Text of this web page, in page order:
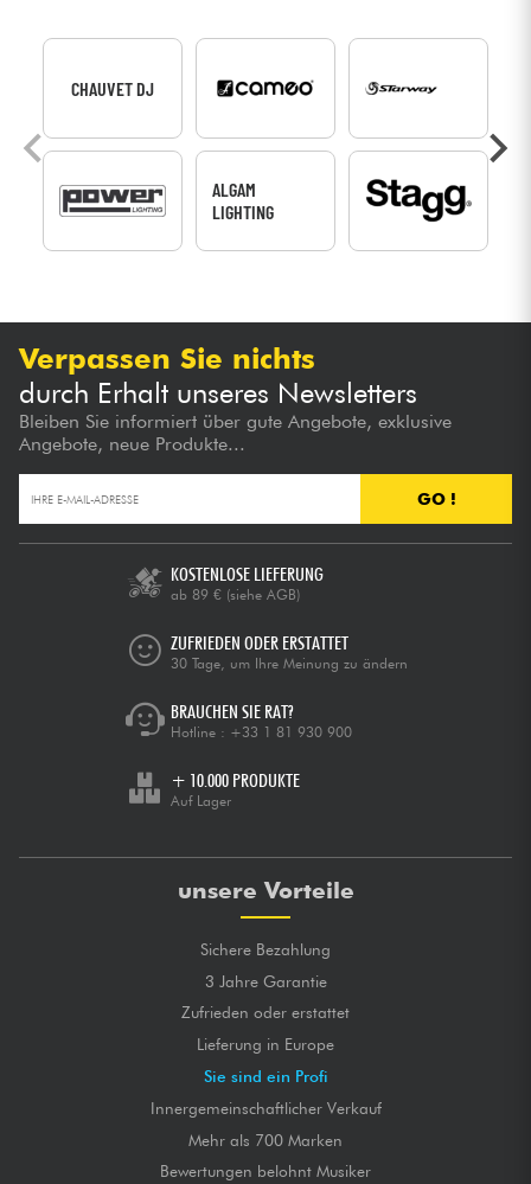
CHAUVET DJ
ALGAM
LIGHTING
Verpassen Sie nichts
durch Erhalt unseres Newsletters
Bleiben Sie informiert über gute Angebote, exklusive
Angebote, neue Produkte...
GO !
KOSTENLOSE LIEFERUNG
ab 89 € (siehe AGB)
ZUFRIEDEN ODER ERSTATTET
30 Tage, um Ihre Meinung zu ändern
BRAUCHEN SIE RAT?
Hotline : +33 1 81 930 900
+ 10.000 PRODUKTE
Auf Lager
unsere Vorteile
Sichere Bezahlung
3 Jahre Garantie
Zufrieden oder erstattet
Lieferung in Europe
Sie sind ein Profi
Innergemeinschaftlicher Verkauf
Mehr als 700 Marken
Bewertungen belohnt Musiker